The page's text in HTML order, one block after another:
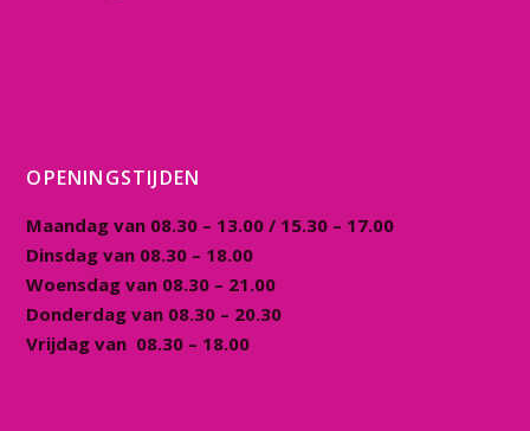
OPENINGSTIJDEN
Maandag van 08.30 – 13.00 / 15.30 – 17.00
Dinsdag van 08.30 – 18.00
Woensdag van 08.30 – 21.00
Donderdag van 08.30 – 20.30
Vrijdag van 08.30 – 18.00